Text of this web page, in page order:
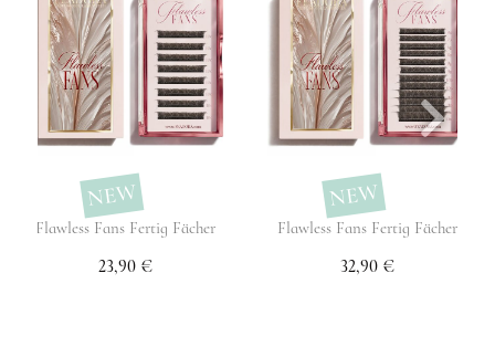
NEW
Flawless Fans Fertig Fächer
23,90 €
NEW
Flawless Fans Fertig Fächer
32,90 €